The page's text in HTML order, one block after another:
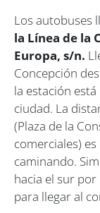
Los autobuses
la Línea de la
Europa, s/n.
Concepción
la estación
ciudad. La
(Plaza de la
comerciales)
caminando.
hacia el sur por
para llegar al